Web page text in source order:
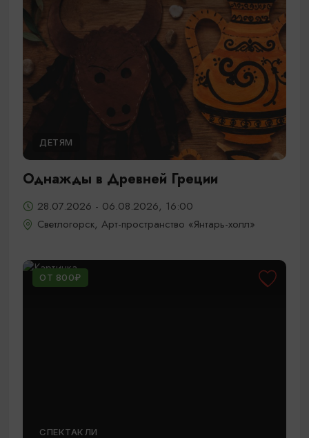
ДЕТЯМ
Однажды в Древней Греции
28.07.2026 - 06.08.2026, 16:00
Светлогорск, Арт-пространство «Янтарь-холл»
ОТ 800₽
СПЕКТАКЛИ